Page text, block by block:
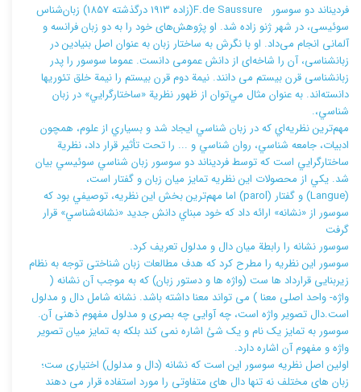
فردیناند دو سوسور F.de Saussure(زاده 1913 درگذشته 1857) زبان‌شناس
سوئیسی، در شهر ژنو زاده شد. او پژوهش‌های خود را به دو زبان فرانسه و
آلمانی انجام می‌‌داد. او با نگرش به ساختار زبان به عنوان اصل بنیادین در
زبانشناسی، آن را شاخه‌ای از دانش عمومی دانست. عموما سوسور را پدر
زبانشناسی قرن بیستم می دانند. نيمة دوم قرن بيستم را نيمة خلق تئوريها
دانسته‌اند. به عنوان مثال مي‌توان از ظهور نظرية «ساختارگرايي» در زبان
شناسي،.
مهم‌ترين نظريه‌اي كه در زبان شناسي ايجاد شد و بسياري از علوم، همچون
ادبيات، جامعه شناسي، روان شناسي و ... را تحت تأثير قرار داد، نظرية
ساختارگرايي است كه توسط فرديناند دو سوسور زبان شناسي سوئيسي بيان
شد. يكي از محصولات اين نظريه تمايز ميان زبان و گفتار است،
(Langue) و گفتار (parol) اما مهم‌ترين بخش اين نظريه، توصيفي بود كه
سوسور از «نشانه» ارائه داد كه خود مبناي دانش جديد «نشانه‌شناسي» قرار
گرفت
سوسور نشانه را رابطة ميان دال و مدلول تعريف كرد.
سوسور اين نظريه را مطرح کرد که هدف مطالعات زبان شناختی توجه به نظام
زيربنايی قرارداد ها ست (واژه ها و دستور زبان) که به موجب آن نشانه (
واژه- واحد اصلی معنا ) می تواند معنا داشته باشد. نشانه شامل دال و مدلول
است.دال تصوير واژه است، چه آوايی چه بصری و مدلول مفهوم ذهنی آن.
سوسور به تمايز يک نام و يک شئ اشاره نمی کند بلکه به تمايز ميان تصوير
واژه و مفهوم آن اشاره دارد.
اولين اصل نظريه سوسور اين است که نشانه (دال و مدلول) اختياری ست؛
زبان های مختلف نه تنها دال های متفاوتی را مورد استفاده قرار می دهند